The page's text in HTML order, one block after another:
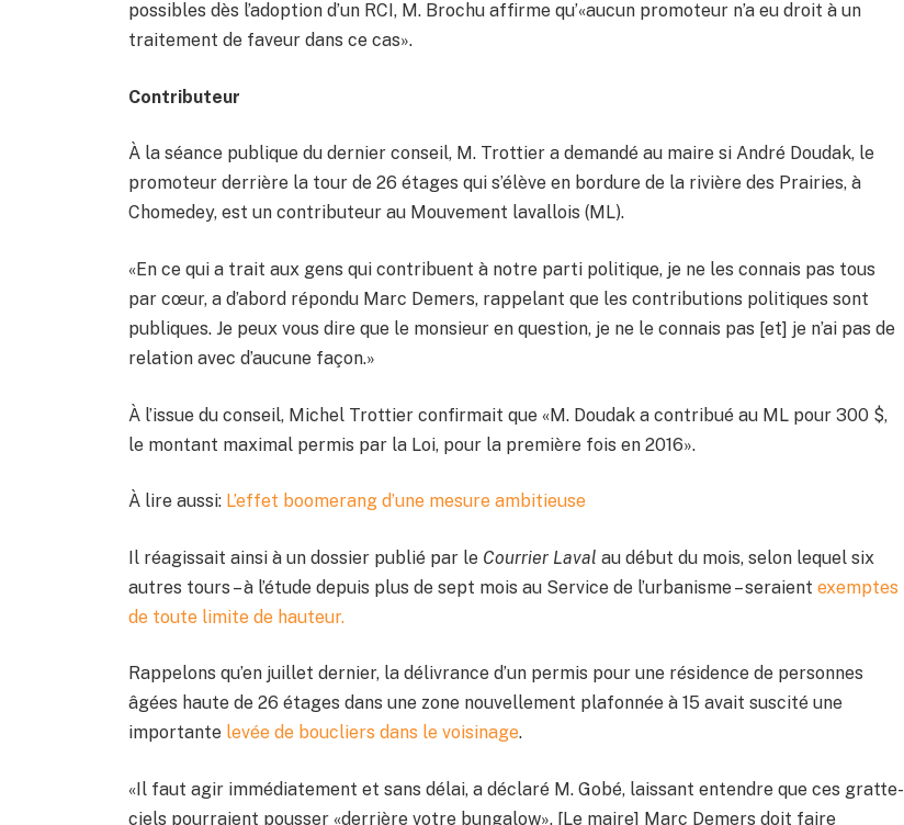
possibles dès l’adoption d’un RCI, M. Brochu affirme qu’«aucun promoteur n’a eu droit à un
traitement de faveur dans ce cas».
Contributeur
À la séance publique du dernier conseil, M. Trottier a demandé au maire si André Doudak, le
promoteur derrière la tour de 26 étages qui s’élève en bordure de la rivière des Prairies, à
Chomedey, est un contributeur au Mouvement lavallois (ML).
«En ce qui a trait aux gens qui contribuent à notre parti politique, je ne les connais pas tous
par cœur, a d’abord répondu Marc Demers, rappelant que les contributions politiques sont
publiques. Je peux vous dire que le monsieur en question, je ne le connais pas [et] je n’ai pas de
relation avec d’aucune façon.»
À l’issue du conseil, Michel Trottier confirmait que «M. Doudak a contribué au ML pour 300 $,
le montant maximal permis par la Loi, pour la première fois en 2016».
À lire aussi: L’effet boomerang d’une mesure ambitieuse
Il réagissait ainsi à un dossier publié par le Courrier Laval au début du mois, selon lequel six
autres tours – à l’étude depuis plus de sept mois au Service de l’urbanisme – seraientexemptes
de toute limite de hauteur.
Rappelons qu’en juillet dernier, la délivrance d’un permis pour une résidence de personnes
âgées haute de 26 étages dans une zone nouvellement plafonnée à 15 avait suscité une
importante levée de boucliers dans le voisinage.
«Il faut agir immédiatement et sans délai, a déclaré M. Gobé, laissant entendre que ces gratte-
ciels pourraient pousser «derrière votre bungalow». [Le maire] Marc Demers doit faire